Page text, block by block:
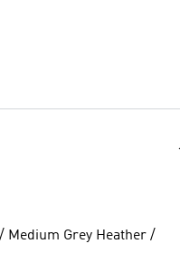
Medium Grey Heather /